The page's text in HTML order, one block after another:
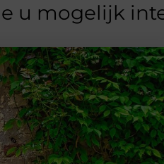
u mogelijk